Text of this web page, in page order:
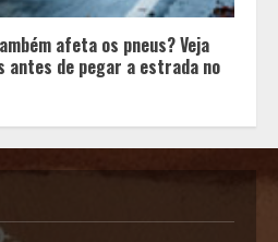
afeta os pneus? Veja
antes de pegar a estrada no